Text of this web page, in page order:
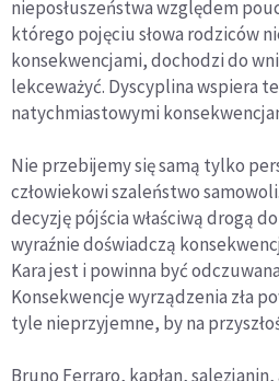
nieposłuszeństwa względem
którego pojęciu słowa rodziców
konsekwencjami, dochodzi do
lekceważyć. Dyscyplina wspiera
natychmiastowymi
Nie przebijemy się samą tylko
człowiekowi szaleństwo
decyzję pójścia właściwą drogą
wyraźnie doświadczą
Kara jest i powinna być
Konsekwencje wyrządzenia zła
tyle nieprzyjemne, by na
Bruno Ferraro, kapłan,